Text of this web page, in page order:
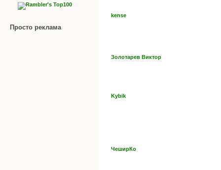
Просто реклама
kense
Золотарев Виктор
Kybik
ЧеширКо